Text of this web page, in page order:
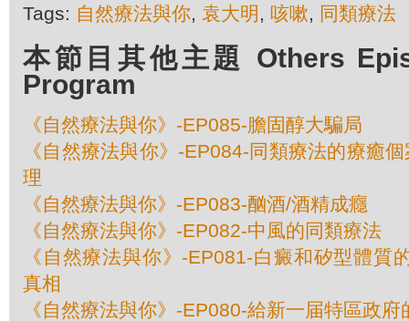
Tags: 自然療法與你, 袁大明 , 咳嗽, 同類療法
本節目其他主題 Others
Program
《自然療法與你》-EP085-膽固醇大騙局
《自然療法與你》-EP084-同類療法的療癒
理
《自然療法與你》-EP083-酗酒/酒精成癮
《自然療法與你》-EP082-中風的同類療法
《自然療法與你》-EP081-白癜和矽型體質
真相
《自然療法與你》-EP080-給新一届特區政